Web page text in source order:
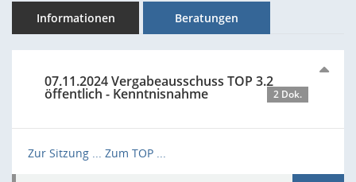
Informationen Beratungen
07.11.2024 Vergabeausschuss TOP 3.2
öffentlich - Kenntnisnahme 2 Dok.
Zur Sitzung ... Zum TOP ...